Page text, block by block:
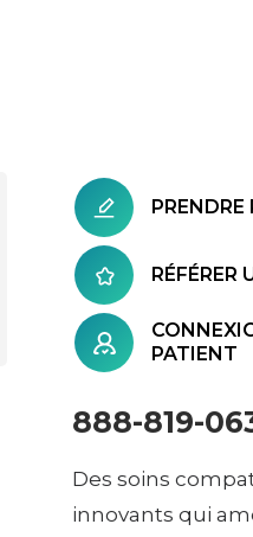
PRENDRE
RÉFÉRER
PATIENT
888-819-
Des soins
innovants qui